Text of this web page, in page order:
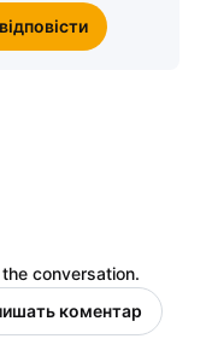
conversation.
коментар